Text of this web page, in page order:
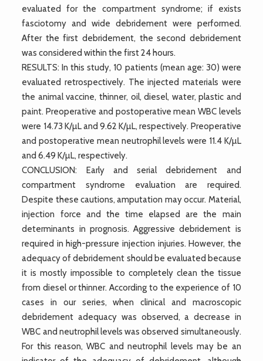
evaluated for the compartment syndrome; if exists
fasciotomy and wide debridement were performed.
After the first debridement, the second debridement
was considered within the first 24 hours.
RESULTS: In this study, 10 patients (mean age: 30) were
evaluated retrospectively. The injected materials were
the animal vaccine, thinner, oil, diesel, water, plastic and
paint. Preoperative and postoperative mean WBC levels
were 14.73 K/µL and 9.62 K/µL, respectively. Preoperative
and postoperative mean neutrophil levels were 11.4 K/µL
and 6.49 K/µL, respectively.
CONCLUSION: Early and serial debridement and
compartment syndrome evaluation are required.
Despite these cautions, amputation may occur. Material,
injection force and the time elapsed are the main
determinants in prognosis. Aggressive debridement is
required in high-pressure injection injuries. However, the
adequacy of debridement should be evaluated because
it is mostly impossible to completely clean the tissue
from diesel or thinner. According to the experience of 10
cases in our series, when clinical and macroscopic
debridement adequacy was observed, a decrease in
WBC and neutrophil levels was observed simultaneously.
For this reason, WBC and neutrophil levels may be an